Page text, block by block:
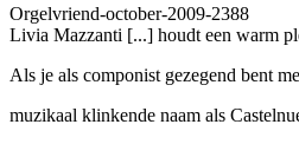
Orgelvriend-october-2009-2388
Livia Mazzanti [...] houdt een warm
Als je als componist gezegend bent
muzikaal klinkende naam als